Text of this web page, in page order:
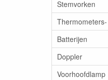
Stemvorken
Batterijen
Doppler
Voorhoofdlamp